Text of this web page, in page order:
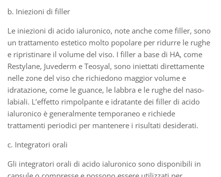
b. Iniezioni di filler
Le iniezioni di acido ialuronico, note anche come filler, sono
un trattamento estetico molto popolare per ridurre le rughe
e ripristinare il volume del viso. I filler a base di HA, come
Restylane, Juvederm e Teosyal, sono iniettati direttamente
nelle zone del viso che richiedono maggior volume e
idratazione, come le guance, le labbra e le rughe del naso-
labiali. L’effetto rimpolpante e idratante dei filler di acido
ialuronico è generalmente temporaneo e richiede
trattamenti periodici per mantenere i risultati desiderati.
c. Integratori orali
Gli integratori orali di acido ialuronico sono disponibili in